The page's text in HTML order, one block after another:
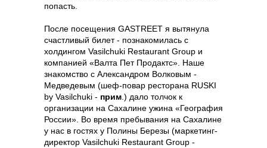
попасть.
После посещения GASTREET я вытянула
счастливый билет - познакомилась с
холдингом Vasilchuki Restaurant Group и
компанией «Валта Пет Продактс». Наше
знакомство с Александром Волковым -
Медведевым (шеф-повар ресторана RUSKI
by Vasilchuki - прим .) дало толчок к
организации на Сахалине ужина «География
России». Во время пребывания на Сахалине
у нас в гостях у Полины Березы (маркетинг-
директор Vasilchuki Restaurant Group -